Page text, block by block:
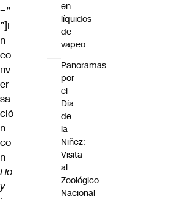
=”
”]E
n
co
nv
er
sa
ció
n
co
n
Ho
y
en
líquidos
de
vapeo
Panoramas
por
el
Día
de
la
Niñez:
Visita
al
Zoológico
Nacional